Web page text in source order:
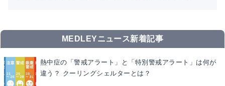
MEDLEYニュース新着記事
熱中症の「警戒アラート」と「特別警戒アラート」は何が
違う？ クーリングシェルターとは？